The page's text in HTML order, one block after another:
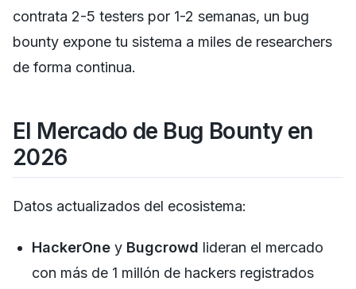
contrata 2-5 testers por 1-2 semanas, un bug
bounty expone tu sistema a miles de researchers
de forma continua.
El Mercado de Bug Bounty en
2026
Datos actualizados del ecosistema:
HackerOne y Bugcrowd lideran el mercado
con más de 1 millón de hackers registrados